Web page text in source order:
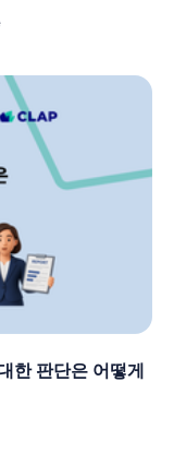
한 판단은 어떻게